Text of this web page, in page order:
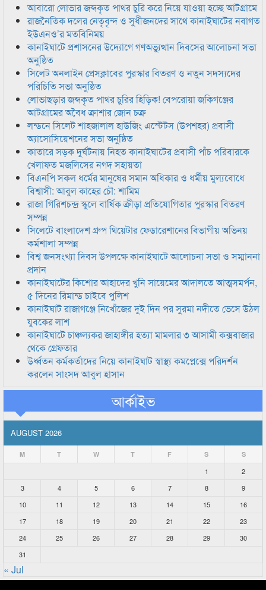
আবারো লোভার জব্দকৃত পাথর চুরি করে নিয়ে যাওয়া হচ্ছে আটগ্রামে
রাজনৈতিক দলের নেতৃবৃন্দ ও সুধীজনদের সাথে কানাইঘাটের নবাগত
ইউএনও’র মতবিনিময়
কানাইঘাটে প্রশাসনের উদ্যোগে গণঅভ্যুত্থান দিবসের আলোচনা সভা
অনুষ্ঠিত
সিলেট অনলাইন প্রেসক্লাবের পুরস্কার বিতরণ ও নতুন সদস্যদের
পরিচিতি সভা অনুষ্ঠিত
লোভাছড়ার জব্দকৃত পাথর চুরির হিড়িক! বেপরোয়া জকিগঞ্জের
আটগ্রামের অবৈধ ক্রাশার জোন চক্র
লন্ডনে সিলেট শাহজালাল হাউজিং এস্টেটস (উপশহর) প্রবাসী
অ্যাসোসিয়েশনের সভা অনুষ্ঠিত
কাতারে সড়ক দুর্ঘটনায় নিহত কানাইঘাটের প্রবাসী পাঁচ পরিবারকে
খেলাফত মজলিসের নগদ সহায়তা
বিএনপি সকল ধর্মের মানুষের সমান অধিকার ও ধর্মীয় মুল্যবোধে
বিশ্বাসী: আবুল কাহের চৌ: শামিম
রাজা গিরিশচন্দ্র স্কুলে বার্ষিক ক্রীড়া প্রতিযোগিতার পুরস্কার বিতরণ
সম্পন্ন
সিলেটে বাংলাদেশ গ্রুপ থিয়েটার ফেডারেশানের বিভাগীয় অভিনয়
কর্মশালা সম্পন্ন
বিশ্ব জনসংখ্যা দিবস উপলক্ষে কানাইঘাটে আলোচনা সভা ও সম্মাননা
প্রদান
কানাইঘাটের কিশোর আহাদের খুনি সায়েমের আদালতে আত্মসমর্পন,
৫ দিনের রিমান্ড চাইবে পুলিশ
কানাইঘাট রাজাগঞ্জে নিখোঁজের দুই দিন পর সুরমা নদীতে ভেসে উঠল
যুবকের লাশ
কানাইঘাটে চাঞ্চল্যকর জাহাঙ্গীর হত্যা মামলার ৩ আসামী কক্সবাজার
থেকে গ্রেফতার
উর্ধ্বতন কর্মকর্তাদের নিয়ে কানাইঘাট স্বাস্থ্য কমপ্লেক্সে পরিদর্শন
করলেন সাংসদ আবুল হাসান
আর্কাইভ
AUGUST 2026
M T W T F S S
1
2
3
4 5 6 7 8
9
10
11 12 13 14 15
16
17
18 19 20 21 22
23
24
25 26 27 28 29
30
31
« Jul